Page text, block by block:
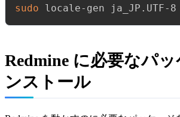
sudo locale-gen ja_JP.UTF-8
Redmine に必要なパ
ンストール